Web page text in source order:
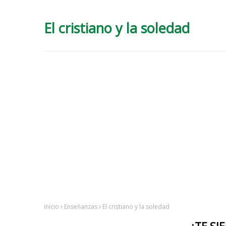
El cristiano y la soledad
Inicio Enseñanzas El cristiano y la soledad